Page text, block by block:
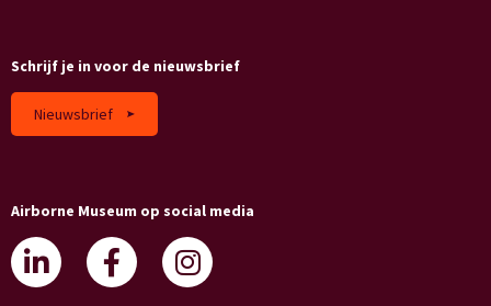
Schrijf je in voor de nieuwsbrief
Nieuwsbrief
Airborne Museum op social media